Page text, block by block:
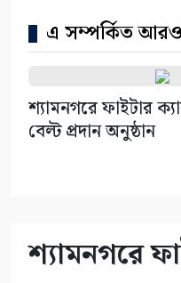
এ সম্পর্কিত
শ্যামনগরে ফাইটার
বেল্ট প্রদান অনুষ্ঠান
শ্যামনগরে